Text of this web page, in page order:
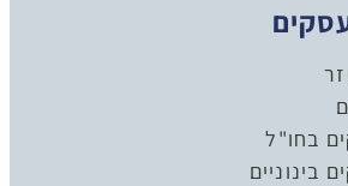
בחו"ל
בינוניים